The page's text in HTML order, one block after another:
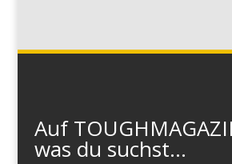
Auf
was du suchst...